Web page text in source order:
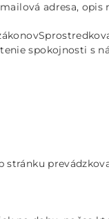
adresa, opis
spokojnosti s
stránku